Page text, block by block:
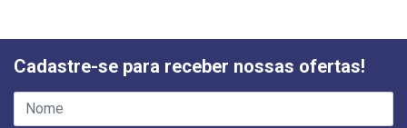
Cadastre-se para receber nossas ofertas!